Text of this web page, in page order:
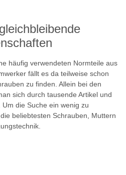
häufig verwendeten Normteile aus
fällt es da teilweise schon
zu finden. Allein bei den
sich durch tausende Artikel und
die Suche ein wenig zu
beliebtesten Schrauben, Muttern